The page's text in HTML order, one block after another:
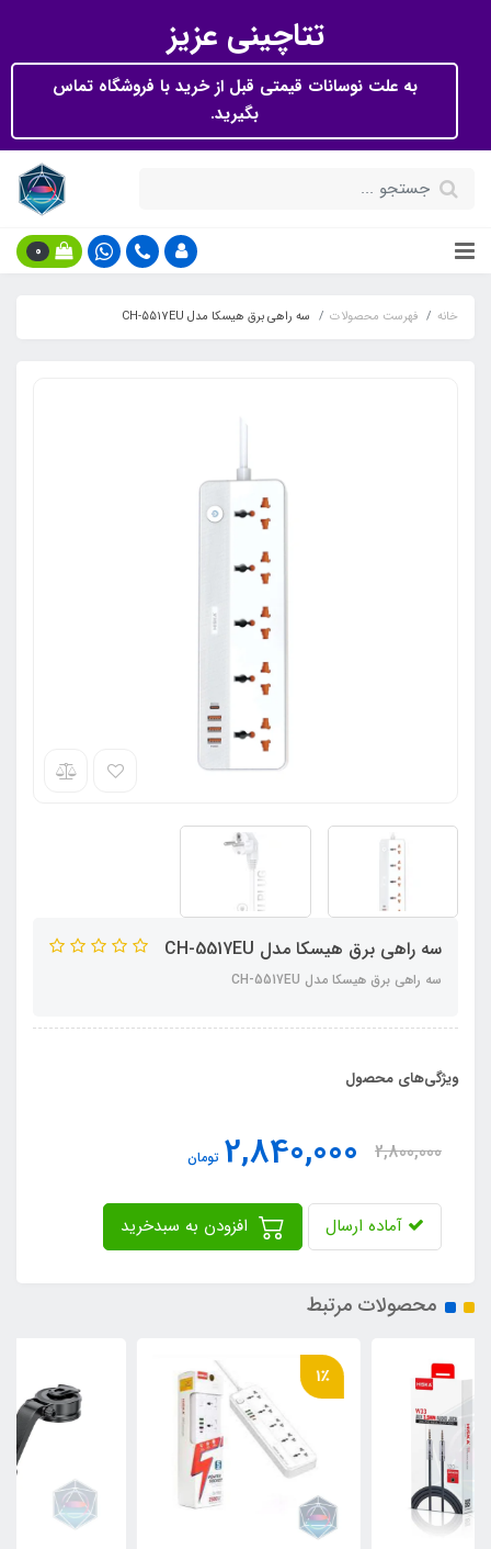
تتاچینی عزیز
به علت نوسانات قیمتی قبل از خرید با فروشگاه تماس
بگیرید.
0
خانه فهرست محصولات سه راهی برق هیسکا مدل CH-5517EU
سه راهی برق هیسکا مدل CH-5517EU
سه راهی برق هیسکا مدل CH-5517EU
ویژگی‌های محصول
2,800,000
2,840,000 تومان
آماده ارسال
محصولات مرتبط
1٪